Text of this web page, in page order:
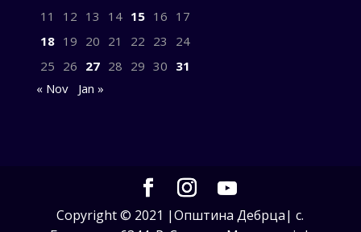
11
12 13 14 15 16 17
18 19 20 21 22 23
24
25 26 27 28 29 30 31
« Nov
Jan »
Copyright © 2021 |Општина Дебрца| с.